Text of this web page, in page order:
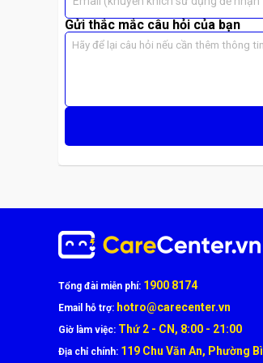
Gửi thắc mắc câu hỏi của bạn
Tổng đài miễn phí: 1900 8174
Email hỗ trợ: hotro@carecenter.vn
Giờ làm việc: Thứ 2 - CN, 8:00 - 21:00
Địa chỉ chính: 119 Chu Văn An, Phường